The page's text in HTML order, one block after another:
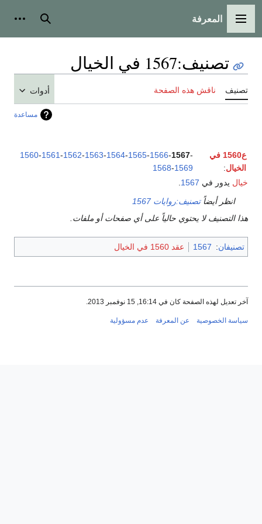
القائمة الرئيسية
المعرفة بحث
تصنيف:1567 في الخيال
تصنيف ناقش هذه الصفحة أدوات
مساعدة
ع1560 في
الخيال:
1560-1561-1562-1563-1564-1565-1566-1567-
1568-1569
خيال يدور في 1567
انظر أيضاًتصنيف:روايات 1567
هذا التصنيف لا يحتوي حالياً على أي صفحات أو ملفات.
تصنيفان:
1567 عقد 1560 في الخيال
آخر تعديل لهذه الصفحة كان في 16:14, 15 نوفمبر 2013.
سياسة الخصوصية عن المعرفة عدم مسؤولية